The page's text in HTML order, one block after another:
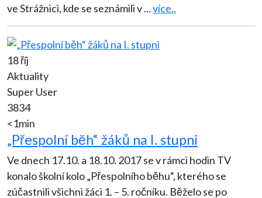
ve Strážnici, kde se seznámili v...více..
18 říj
Aktuality
Super User
3834
<1min
„Přespolní běh“ žáků na I. stupni
Ve dnech 17.10. a 18.10. 2017 se v rámci hodin TV
konalo školní kolo „Přespolního běhu“, kterého se
zúčastnili všichni žáci 1. – 5. ročníku. Běželo se po